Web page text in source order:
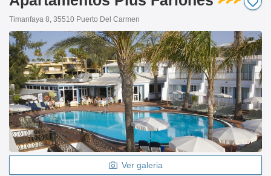
Timanfaya 8, 35510 Puerto Del Carmen
Ver galeria